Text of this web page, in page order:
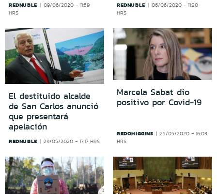
REDNUBLE
09/06/2020 - 11:59
HRS
REDNUBLE
06/06/2020 - 11:20
HRS
El destituido alcalde
de San Carlos anunció
que presentará
apelación
REDNUBLE 29/05/2020 - 17:17 HRS
Marcela Sabat dio
positivo por Covid-19
REDOHIGGINS
25/05/2020 - 16:03
HRS